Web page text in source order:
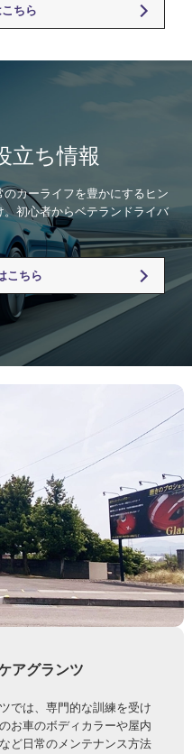
ちら
立ち情報
カーライフを豊かにするヒン
初心者からベテランドライバ
こちら
アグランツ
では、専門的な訓練を受け
お車のボディカラーや屋内
ど日常のメンテナンス方法